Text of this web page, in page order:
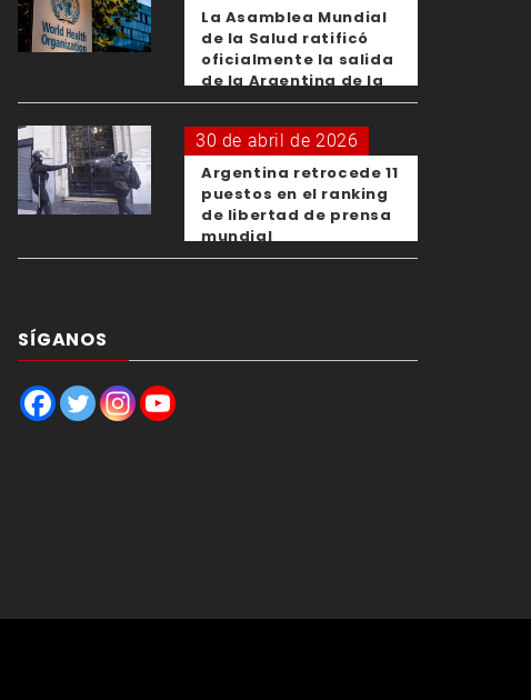
La Asamblea Mundial
de la Salud ratificó
oficialmente la salida
de la Argentina de la
OMS
30 de abril de 2026
Argentina retrocede 11
puestos en el ranking
de libertad de prensa
mundial
SÍGANOS